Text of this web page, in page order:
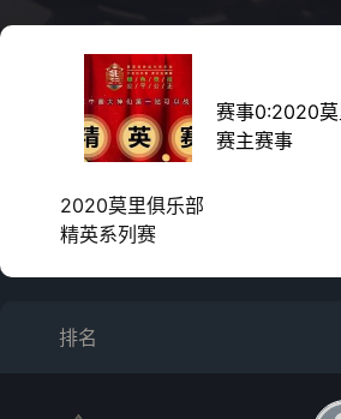
2020莫里俱乐部
精英系列赛
赛事0:2020莫
赛主赛事
排名